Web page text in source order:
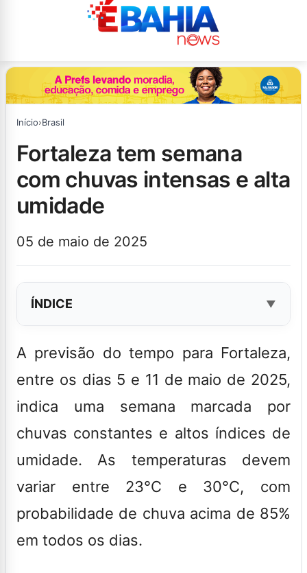
Início›Brasil
fortaleza tem semana
com chuvas intensas e alta
umidade
05 de maio de 2025
ÍNDICE
A previsão do tempo para Fortaleza,
entre os dias 5 e 11 de maio de 2025,
indica uma semana marcada por
chuvas constantes e altos índices de
umidade. As temperaturas devem
variar entre 23°C e 30°C, com
probabilidade de chuva acima de 85%
em todos os dias.